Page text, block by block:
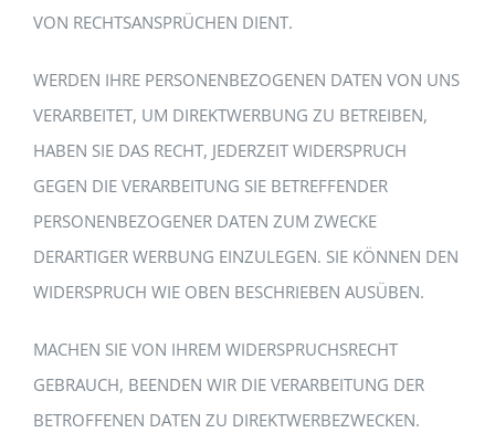
VON RECHTSANSPRÜCHEN DIENT.
WERDEN IHRE PERSONENBEZOGENEN DATEN VON UNS
VERARBEITET, UM DIREKTWERBUNG ZU BETREIBEN,
HABEN SIE DAS RECHT, JEDERZEIT WIDERSPRUCH
GEGEN DIE VERARBEITUNG SIE BETREFFENDER
PERSONENBEZOGENER DATEN ZUM ZWECKE
DERARTIGER WERBUNG EINZULEGEN. SIE KÖNNEN DEN
WIDERSPRUCH WIE OBEN BESCHRIEBEN AUSÜBEN.
MACHEN SIE VON IHREM WIDERSPRUCHSRECHT
GEBRAUCH, BEENDEN WIR DIE VERARBEITUNG DER
BETROFFENEN DATEN ZU DIREKTWERBEZWECKEN.